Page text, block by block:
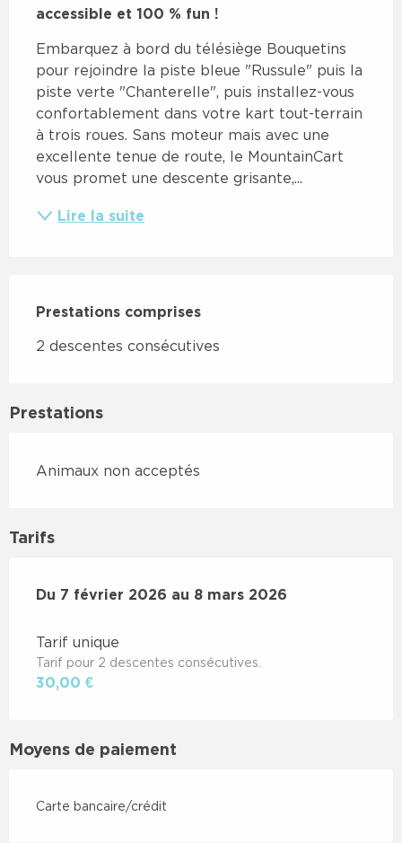
accessible et 100 % fun !
Embarquez à bord du télésiège Bouquetins
pour rejoindre la piste bleue "Russule" puis la
piste verte "Chanterelle", puis installez-vous
confortablement dans votre kart tout-terrain
à trois roues. Sans moteur mais avec une
excellente tenue de route, le MountainCart
vous promet une descente grisante,...
Lire la suite
Prestations comprises
Prestations comprises
2 descentes consécutives
Prestations
Animaux non acceptés
Tarifs
Du 7 février 2026 au 8 mars 2026
Du 7 février 2026 au 8 mars 2026
Tarif unique
Tarif pour 2 descentes consécutives.
30,00 €
Moyens de paiement
Carte bancaire/crédit